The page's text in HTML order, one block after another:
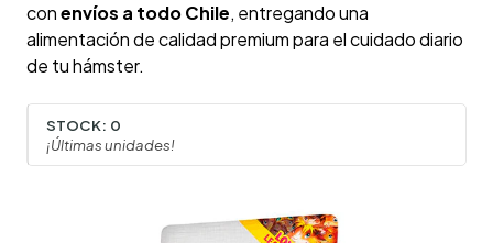
conenvíos a todo Chile, entregando una
alimentación de calidad premium para el cuidado diario
de tu hámster.
STOCK: 0
¡Últimas unidades!